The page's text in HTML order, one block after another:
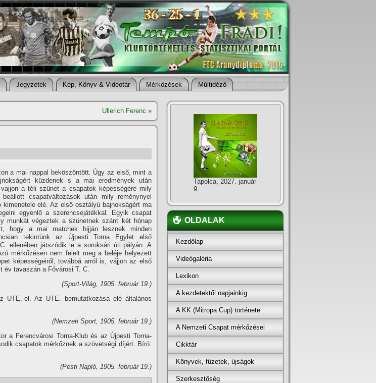
Jegyzetek Kép, Könyv & Videotár Mérkőzések Múltidéző
Ullerich Ferenc »
a mai nappal beköszöntött. Úgy az első, mint a
küzdenek s a mai eredmények után
a téli szünet a csapatok képességére mily
csapatváltozások után mily reménynyel
elé. Az első osztályú bajnokságért ma
egyenlő a szerencsejátékkal. Egyik csapat
munkát végeztek a szünetnek szánt két hónap
hogy a mai matchek hijján lesznek minden
tekintünk az Újpesti Torna Egylet első
ellenében játszódik le a soroksári úti pályán. A
mérkőzésen nem felelt meg a beléje helyezett
képességeiről, továbbá arról is, vájjon az első
év tavaszán a Fővárosi T. C.
(Sport-Világ, 1905. február 19.)
UTE.-el. Az UTE. bemutatkozása elé általános
(Nemzeti Sport, 1905. február 19.)
a Ferencvárosi Torna-Klub és az Újpesti Torna-
csapatok mérkőznek a szövetségi dí­jért. Bí­ró:
(Pesti Napló, 1905. február 19.)
Tapolca, 2027. január
9.
OLDALAK
Kezdőlap
Videógaléria
Lexikon
A kezdetektől napjainkig
A KK (Mitropa Cup) története
A Nemzeti Csapat mérkőzései
Cikktár
Könyvek, füzetek, újságok
Szerkesztőség